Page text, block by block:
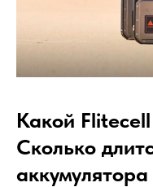
Какой
Сколько